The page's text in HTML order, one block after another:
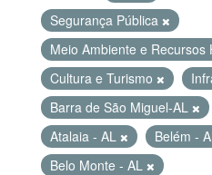
Segurança Pública
Meio Ambiente e Recursos
Cultura e Turismo
Barra de São Miguel-AL
Atalaia - AL
Belém -
Belo Monte - AL